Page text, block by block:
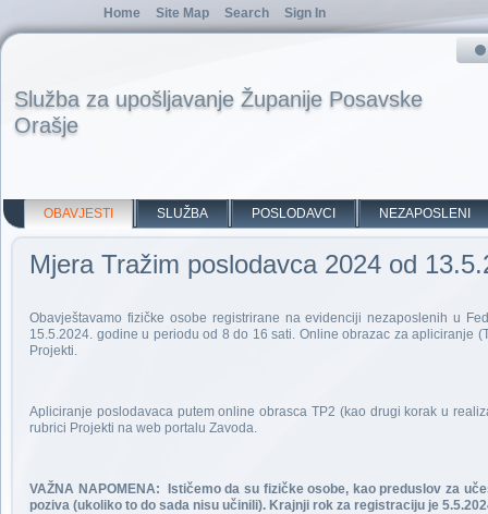
Služba za upošljavanje Županije Posavske
Orašje
OBAVJESTI SLUŽBA POSLODAVCI NEZAPOSLENI
Mjera Tražim poslodavca 2024 od
Obavještavamo fizičke osobe registrirane na evidenciji nezaposlenih u
15.5.2024. godine u periodu od 8 do 16 sati. Online obrazac za apliciranje
Projekti.
Apliciranje poslodavaca putem online obrasca TP2 (kao drugi korak u
rubrici Projekti na web portalu Zavoda.
VAŽNA NAPOMENA: Ističemo da su fizičke osobe, kao preduslov za
poziva (ukoliko to do sada nisu učinili). Krajnji rok za registraciju je
Home Site Map Search Sign In